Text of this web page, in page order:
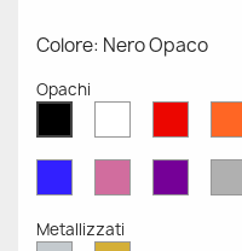
Colore: Nero Opaco
Opachi
Opaco OpacoOpaco
OpacoOpacoOpaco
Metallizzati